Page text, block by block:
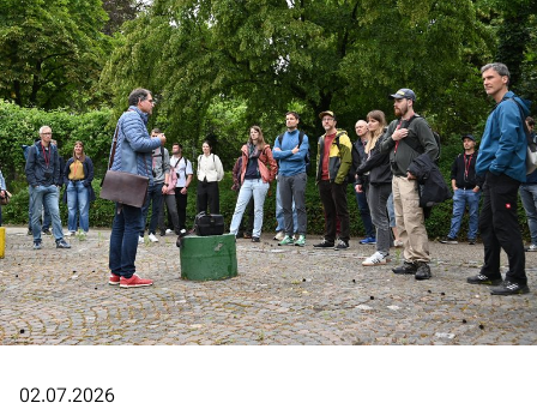
02.07.2026